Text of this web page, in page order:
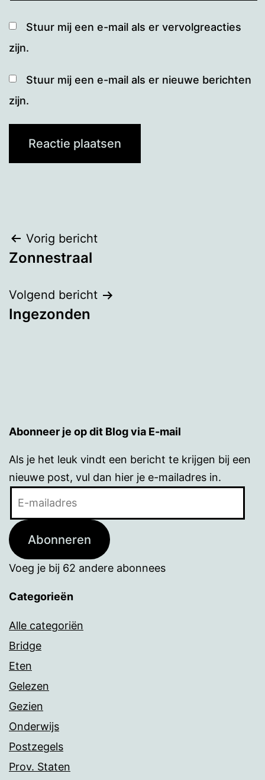
Stuur mij een e-mail als er vervolgreacties
zijn.
Stuur mij een e-mail als er nieuwe berichten
zijn.
Bericht
navigatie
Vorig bericht
Zonnestraal
Volgend bericht
Ingezonden
Abonneer je op dit Blog via E-mail
Als je het leuk vindt een bericht te krijgen bij een
nieuwe post, vul dan hier je e-mailadres in.
Abonneren
Voeg je bij 62 andere abonnees
Categorieën
Alle categoriën
Bridge
Eten
Gelezen
Gezien
Onderwijs
Postzegels
Prov. Staten